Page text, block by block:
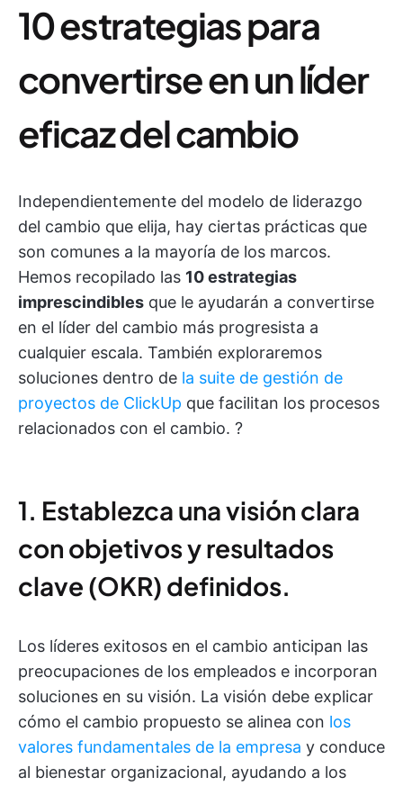
10 estrategias para
convertirse en un líder
eficaz del cambio
Independientemente del modelo de liderazgo
del cambio que elija, hay ciertas prácticas que
son comunes a la mayoría de los marcos.
Hemos recopilado las 10 estrategias
imprescindibles que le ayudarán a convertirse
en el líder del cambio más progresista a
cualquier escala. También exploraremos
soluciones dentro de la suite de gestión de
proyectos de ClickUp que facilitan los procesos
relacionados con el cambio. ?
1. Establezca una visión clara
con objetivos y resultados
clave (OKR) definidos.
Los líderes exitosos en el cambio anticipan las
preocupaciones de los empleados e incorporan
soluciones en su visión. La visión debe explicar
cómo el cambio propuesto se alinea con los
valores fundamentales de la empresa y conduce
al bienestar organizacional, ayudando a los